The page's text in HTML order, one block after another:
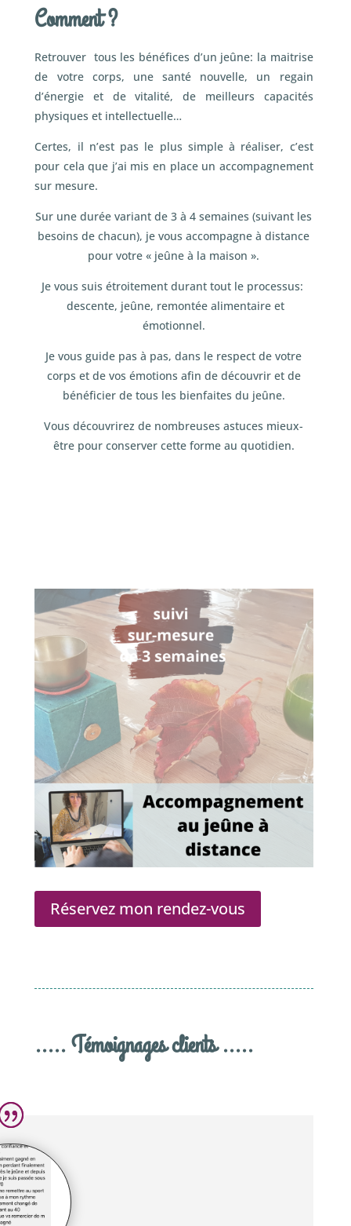
Comment ?
Retrouver tous les bénéfices d’un jeûne: la maitrise
de votre corps, une santé nouvelle, un regain
d’énergie et de vitalité, de meilleurs capacités
physiques et intellectuelle…
Certes, il n’est pas le plus simple à réaliser, c’est
pour cela que j’ai mis en place un accompagnement
sur mesure.
Sur une durée variant de 3 à 4 semaines (suivant les
besoins de chacun), je vous accompagne à distance
pour votre « jeûne à la maison ».
Je vous suis étroitement durant tout le processus:
descente, jeûne, remontée alimentaire et
émotionnel.
Je vous guide pas à pas, dans le respect de votre
corps et de vos émotions afin de découvrir et de
bénéficier de tous les bienfaites du jeûne.
Vous découvrirez de nombreuses astuces mieux-
être pour conserver cette forme au quotidien.
Réservez mon rendez-vous
..... Témoignages clients .....